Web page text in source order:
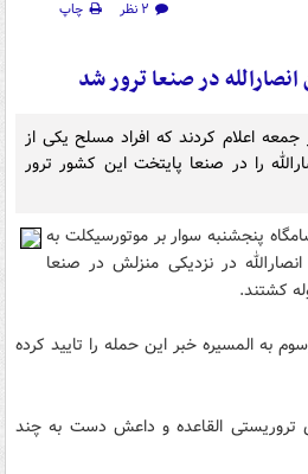
۲ نظر
چاپ
در صنعا ترور شد
اعلام کردند که افراد مسلح یکی از
را در صنعا پایتخت این کشور ترور
پنجشنبه سوار بر موتورسیکلت به
در نزدیکی منزلش در صنعا
کشتند.
به المسیره خبر این حمله را تایید کرده
تروریستی القاعده و داعش دست به چند